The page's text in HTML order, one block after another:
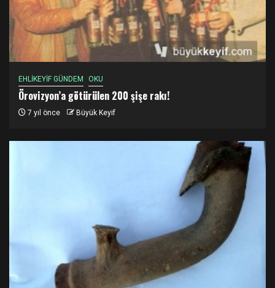
EHLİKEYİF GÜNDEM OKU
Örovizyon’a götürülen 200 şişe rakı!
7 yıl önce Büyük Keyif